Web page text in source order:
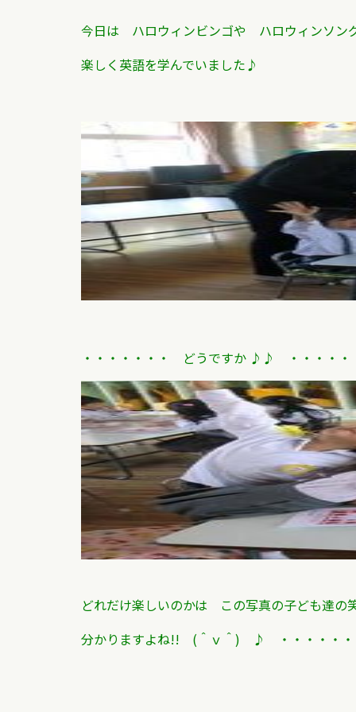
今日は ハロウィンビンゴや ハロウィンソン
楽しく英語を学んでいました♪
・・・・・・・ どうですか ♪♪ ・・・・・
どれだけ楽しいのかは この写真の子ども達の
分かりますよね!! (＾ｖ＾) ♪ ・・・・・・